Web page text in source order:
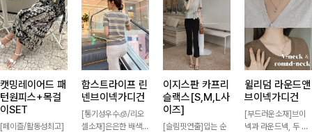
캣밍레이어드 패
턴원피스+목걸
이SET
[페이즐/활동성최고]
함스트라이프 린
넨브이넥가디건
[통기성우수🧊/리오
셀소재]은은한 배색
이지스판 카프리
슬랙스[S,M,L사
이즈]
[슬림핏연출]입는 순
윌리덤 라운드앤
브이넥가디건
[부드러운소재]브이
넥과 라운드넥, 두 가